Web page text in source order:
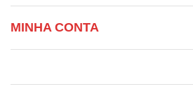
MINHA CONTA